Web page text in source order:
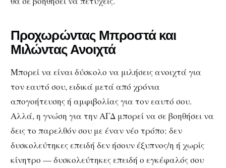
Προχωρώντας Μπροστά και
Μιλώντας Ανοιχτά
Μπορεί να είναι δύσκολο να μιλήσεις ανοιχτά για
τον εαυτό σου, ειδικά μετά από χρόνια
απογοήτευσης ή αμφιβολίας για τον εαυτό σου.
Αλλά, η γνώση για την ΑΓΔ μπορεί να σε βοηθήσει να
δεις το παρελθόν σου με έναν νέο τρόπο: δεν
δυσκολεύτηκες επειδή δεν ήσουν έξυπνος/η ή χωρίς
κίνητρο — δυσκολεύτηκες επειδή ο εγκέφαλός σου